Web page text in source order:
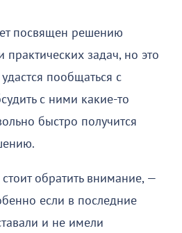
посвящен решению
задач, но это
пообщаться с
с ними какие-то
быстро получится
обратить внимание, —
если в последние
и не имели